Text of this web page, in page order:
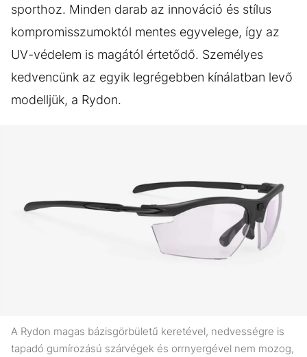
sporthoz. Minden darab az innováció és stílus
kompromisszumoktól mentes egyvelege, így az
UV-védelem is magától értetődő. Személyes
kedvencünk az egyik legrégebben kínálatban levő
modelljük, a Rydon.
A Rydon magas bázisgörbületű keretével, nedvességre is
tapadó gumírozású szárvégek és orrnyergével nem mozog,